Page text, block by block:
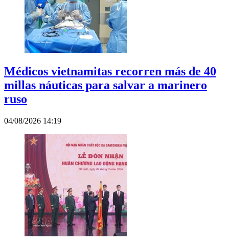
Médicos vietnamitas recorren más de 40
millas náuticas para salvar a marinero
ruso
04/08/2026 14:19